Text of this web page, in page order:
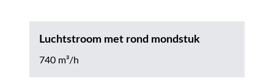
Luchtstroom met rond mondstuk
740 m³/h